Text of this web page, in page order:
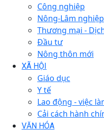
Công nghiệp
Nông-Lâm nghiệp
Thương mại -
Đầu tư
Nông thôn mới
XÃ HỘI
Giáo dục
Y tế
Lao động - việc
Cải cách hành
VĂN HÓA